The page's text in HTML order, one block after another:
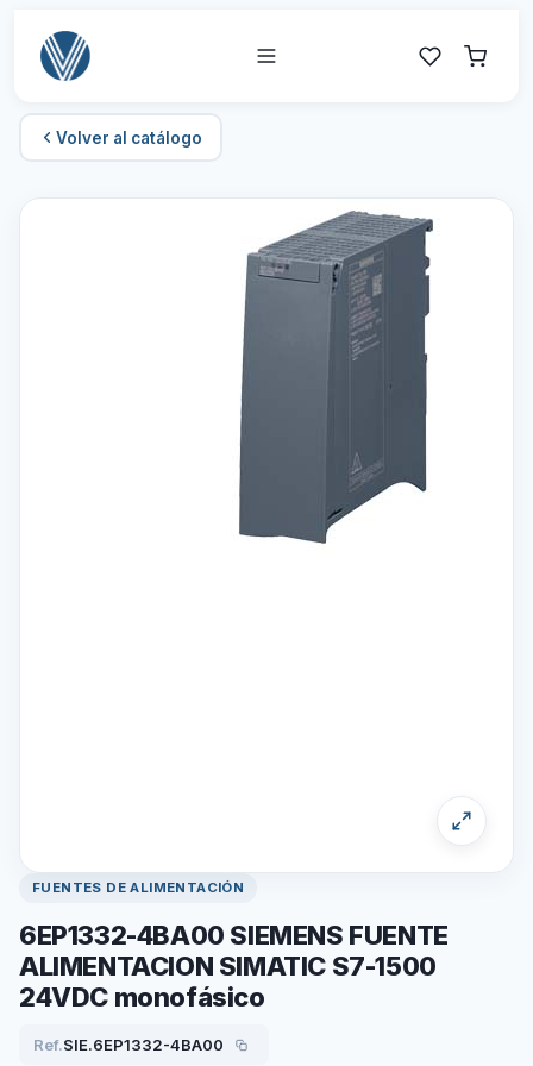
Volver al catálogo
FUENTES DE ALIMENTACIÓN
6EP1332-4BA00 SIEMENS FUENTE
ALIMENTACION SIMATIC S7-1500
24VDC monofásico
Ref.SIE.6EP1332-4BA00